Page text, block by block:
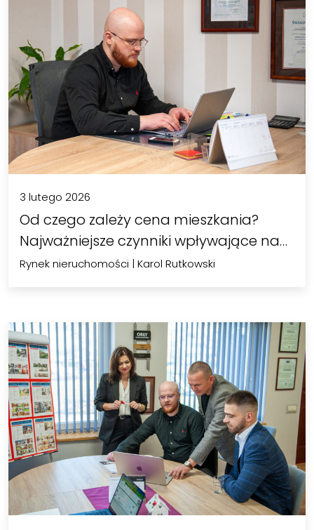
3 lutego 2026
Od czego zależy cena mieszkania?
Najważniejsze czynniki wpływające na…
Rynek nieruchomości | Karol Rutkowski